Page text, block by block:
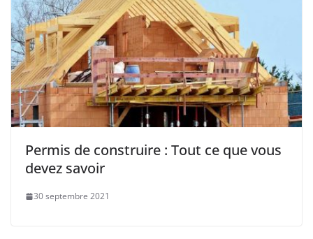
Permis de construire : Tout ce que vous
devez savoir
30 septembre 2021